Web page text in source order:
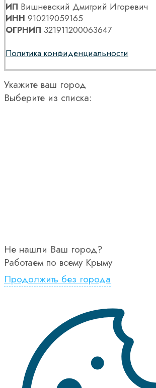
ИП Вишневский Дмитрий Игоревич
ИНН 910219059165
ОГРНИП 321911200063647
Политика конфиденциальности
Укажите ваш город
Выберите из списка:
Не нашли Ваш город?
Работаем по всему Крыму
Продолжить без города